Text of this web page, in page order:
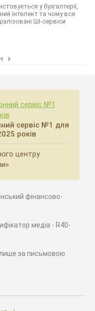
у бухгалтерії,
інтелект та чому все
ШІ-сервіси
сервіс №1 для
років
центру
фінансово-
медіа - R40-
за письмовою